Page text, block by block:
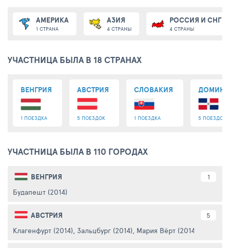
АМЕРИКА
1 СТРАНА
АЗИЯ
4 СТРАНЫ
РОССИЯ И СНГ
4 СТРАНЫ
УЧАСТНИЦА БЫЛА В 18 СТРАНАХ
ВЕНГРИЯ
1 ПОЕЗДКА
АВСТРИЯ
5 ПОЕЗДОК
СЛОВАКИЯ
1 ПОЕЗДКА 5 ПОЕЗДОК
УЧАСТНИЦА БЫЛА В 110 ГОРОДАХ
ВЕНГРИЯ 1
Будапешт (2014)
АВСТРИЯ 5
Клагенфурт (2014), Зальцбург (2014), Мария Вёрт (2014)